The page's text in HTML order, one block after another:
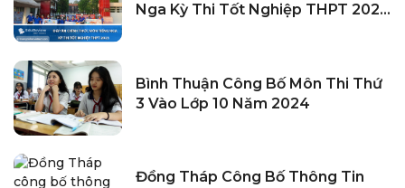
Nga Kỳ Thi Tốt Nghiệp THPT 2023
Bình Thuận Công Bố Môn Thi Thứ
3 Vào Lớp 10 Năm 2024
Đồng Tháp Công Bố Thông Tin